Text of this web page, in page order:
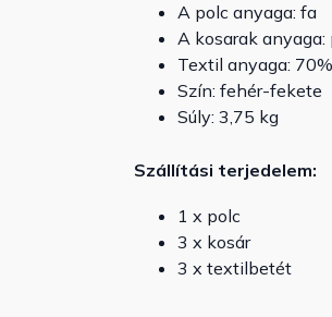
A polc anyaga: fa
A kosarak anyaga:
Textil anyaga:
Szín: fehér-fekete
Súly: 3,75 kg
Szállítási terjedelem:
1 x polc
3 x kosár
3 x textilbetét